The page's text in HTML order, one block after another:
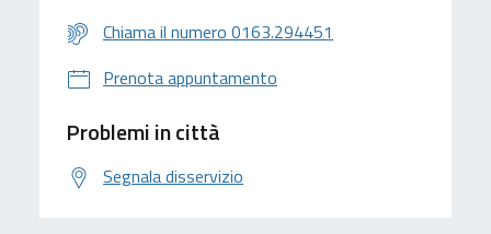
Chiama il numero 0163.294451
Prenota appuntamento
Problemi in città
Segnala disservizio